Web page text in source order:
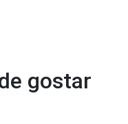
gostar